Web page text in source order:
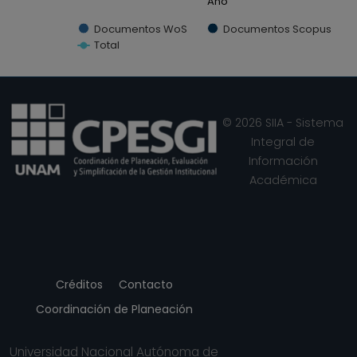
Documentos WoS
Documentos Scopus
Total
End of interactive chart.
Créditos
Contacto
Coordinación de Planeación
Universidad Nacional Autónoma de
© 2026 SIIA - Sistema
Integral de
Información
Académica